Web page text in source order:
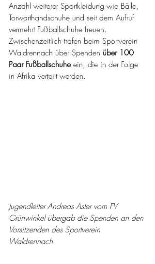
Anzahl weiterer Sportkleidung wie Bälle,
Torwarthandschuhe und seit dem Aufruf
vermehrt Fußballschuhe freuen.
Zwischenzeitlich trafen beim Sportverein
Waldrennach über Spenden über 100
Paar Fußballschuhe ein, die in der Folge
in Afrika verteilt werden.
Jugendleiter Andreas Aster vom FV
Grünwinkel übergab die Spenden an den
Vorsitzenden des Sportverein
Waldrennach.